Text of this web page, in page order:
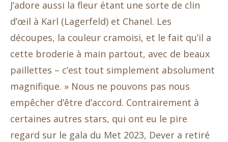
J’adore aussi la fleur étant une sorte de clin
d’œil à Karl (Lagerfeld) et Chanel. Les
découpes, la couleur cramoisi, et le fait qu’il a
cette broderie à main partout, avec de beaux
paillettes – c’est tout simplement absolument
magnifique. » Nous ne pouvons pas nous
empêcher d’être d’accord. Contrairement à
certaines autres stars, qui ont eu le pire
regard sur le gala du Met 2023, Dever a retiré